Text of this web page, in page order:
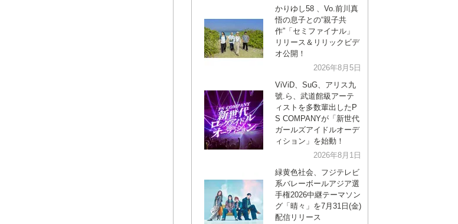
洋楽
VTuber ディズニー
かりゆし58 、Vo.前川真
悟の息子との“親子共
作”「セミファイナル」
リリース＆リリックビデ
オ公開！
2026年8月5日
ViViD、SuG、アリス九
號.ら、武道館級アーテ
ィストを多数輩出したP
S COMPANYが「新世代
ガールズアイドルオーデ
ィション」を始動！
2026年8月1日
緑黄色社会、フジテレビ
系バレーボールアジア選
手権2026中継テーマソン
グ「晴々」を7月31日(金)
配信リリース